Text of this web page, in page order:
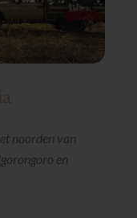
noorden van
en